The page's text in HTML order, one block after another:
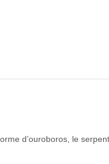
d’ouroboros, le